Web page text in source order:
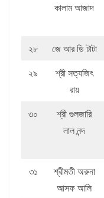
কালাম আজাদ
২৮
জে আর ডি টাটা
২৯
শ্রী সত্যজিৎ
রায়
৩০
শ্রী গুলজারি
লাল নন্দ
৩১
শ্রীমতী অরুনা
আসফ আলি